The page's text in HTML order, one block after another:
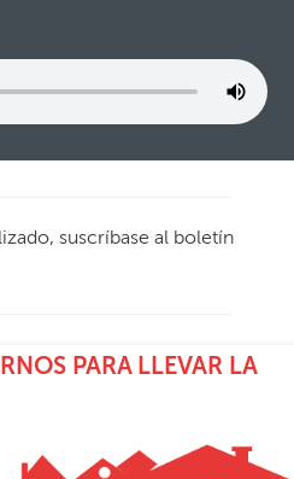
suscríbase al boletín
PARA LLEVAR LA